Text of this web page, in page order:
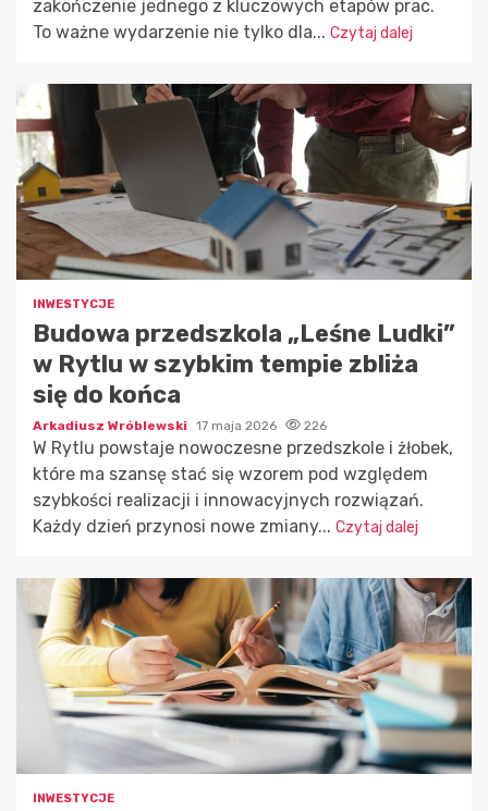
zakończenie jednego z kluczowych etapów prac.
To ważne wydarzenie nie tylko dla... Czytaj dalej
INWESTYCJE
Budowa przedszkola „Leśne Ludki”
w Rytlu w szybkim tempie zbliża
się do końca
Arkadiusz Wróblewski 17 maja 2026 226
W Rytlu powstaje nowoczesne przedszkole i żłobek,
które ma szansę stać się wzorem pod względem
szybkości realizacji i innowacyjnych rozwiązań.
Każdy dzień przynosi nowe zmiany... Czytaj dalej
INWESTYCJE